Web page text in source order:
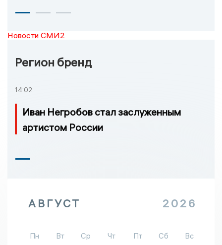
Новости СМИ2
Регион бренд
14:02
Иван Негробов стал заслуженным
артистом России
АВГУСТ 2026
Пн Вт Ср Чт Пт Сб
Вс